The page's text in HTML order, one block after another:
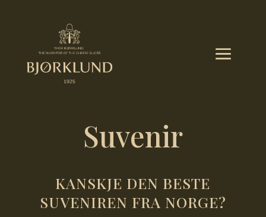
Suvenir
KANSKJE DEN BESTE
SUVENIREN FRA NORGE?